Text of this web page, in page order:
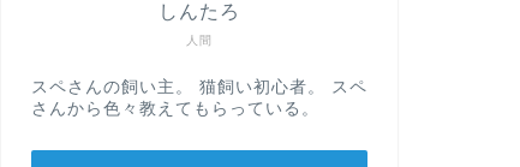
人間
しんたろ
スペさんの飼い主。 猫飼い初心者。 スペ
さんから色々教えてもらっている。